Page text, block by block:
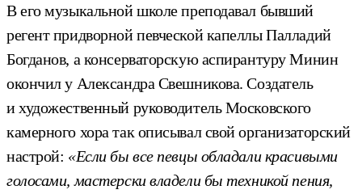
В его музыкальной школе преподавал бывший
регент придворной певческой капеллы Палладий
Богданов, а консерваторскую аспирантуру Минин
окончил у Александра Свешникова. Создатель
и художественный руководитель Московского
камерного хора так описывал свой организаторский
настрой: «Если бы все певцы обладали красивыми
голосами, мастерски владели бы техникой пения,